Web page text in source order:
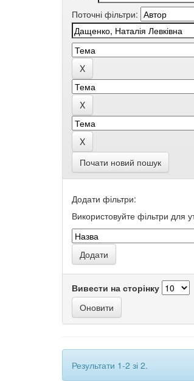
Поточні фільтри:
Почати новий пошук
Додати фільтри:
Використовуйте фільтри для
Вивести на сторінку
Результати 1-2 зі 2.